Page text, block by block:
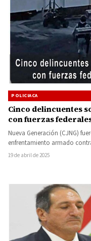
POLICIACA
Cinco delincuentes
con fuerzas
Nueva Generación (CJNG)
enfrentamiento armado
19 de abril de 2025